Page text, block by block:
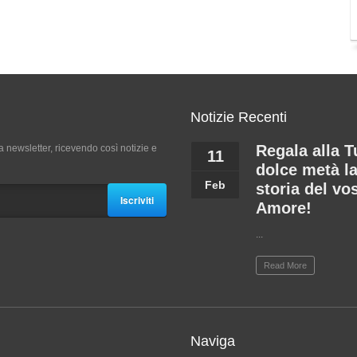
ricevendo così notizie e
Iscriviti
Notizie Recenti
11
Feb
Regala alla
dolce metà la
storia del
Amore!
...
Read More
Naviga